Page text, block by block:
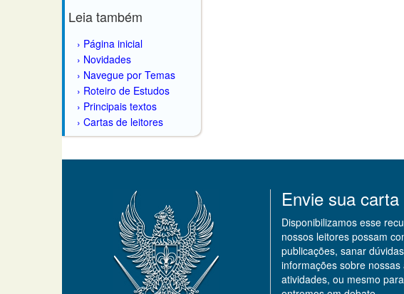
Leia também
Página inicial
Novidades
Navegue por Temas
Roteiro de Estudos
Principais textos
Cartas de leitores
Envie sua carta
Disponibilizamos esse
nossos leitores possam
publicações, sanar
informações sobre nossas
atividades, ou mesmo